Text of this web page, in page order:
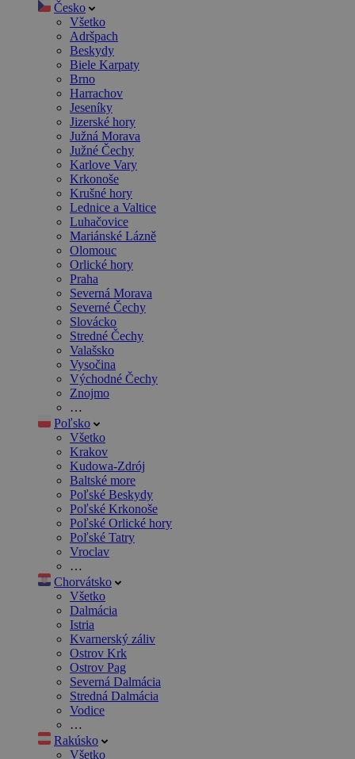
Česko
Všetko
Adršpach
Beskydy
Biele Karpaty
Brno
Harrachov
Jeseníky
Jizerské hory
Južná Morava
Južné Čechy
Karlove Vary
Krkonoše
Krušné hory
Lednice a Valtice
Luhačovice
Mariánské Lázně
Olomouc
Orlické hory
Praha
Severná Morava
Severné Čechy
Slovácko
Stredné Čechy
Valašsko
Vysočina
Východné Čechy
Znojmo
…
Poľsko
Všetko
Krakov
Kudowa-Zdrój
Baltské more
Poľské Beskydy
Poľské Krkonoše
Poľské Orlické hory
Poľské Tatry
Vroclav
…
Chorvátsko
Všetko
Dalmácia
Istria
Kvarnerský záliv
Ostrov Krk
Ostrov Pag
Severná Dalmácia
Stredná Dalmácia
Vodice
…
Rakúsko
Všetko